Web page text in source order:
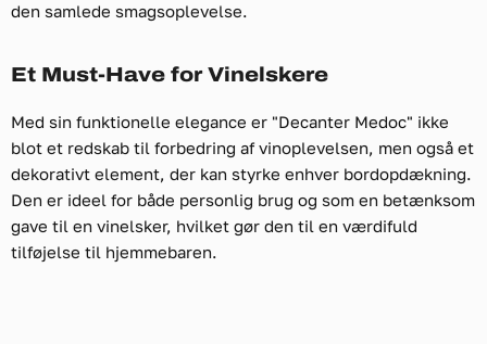
den samlede smagsoplevelse.
Et Must-Have for Vinelskere
Med sin funktionelle elegance er "Decanter Medoc" ikke
blot et redskab til forbedring af vinoplevelsen, men også et
dekorativt element, der kan styrke enhver bordopdækning.
Den er ideel for både personlig brug og som en betænksom
gave til en vinelsker, hvilket gør den til en værdifuld
tilføjelse til hjemmebaren.